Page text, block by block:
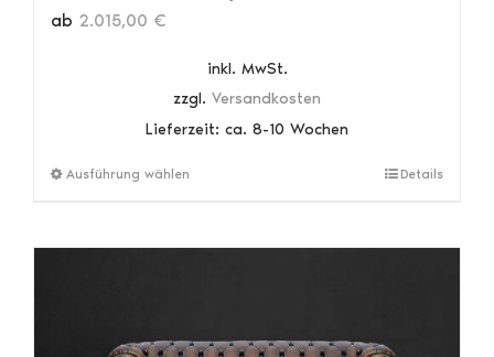
ab 2.015,00 €
inkl. MwSt.
zzgl. Versandkosten
Lieferzeit: ca. 8-10 Wochen
Ausführung wählen
mehrere
Optionen
Details